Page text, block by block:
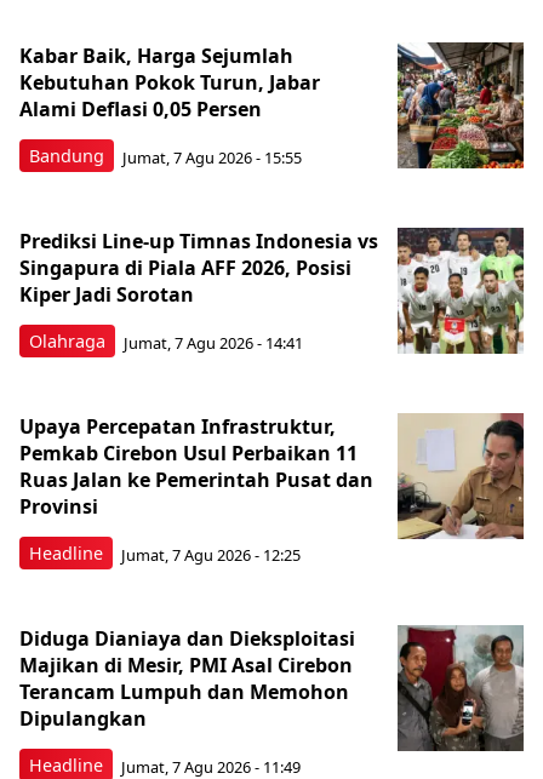
Bandung
Kabar Baik, Harga Sejumlah
Kebutuhan Pokok Turun, Jabar
Alami Deflasi 0,05 Persen
Jumat, 7 Agu 2026 - 15:55
Olahraga
Prediksi Line-up Timnas Indonesia vs
Singapura di Piala AFF 2026, Posisi
Kiper Jadi Sorotan
Jumat, 7 Agu 2026 - 14:41
Headline
Upaya Percepatan Infrastruktur,
Pemkab Cirebon Usul Perbaikan 11
Ruas Jalan ke Pemerintah Pusat dan
Provinsi
Jumat, 7 Agu 2026 - 12:25
Headline
Diduga Dianiaya dan Dieksploitasi
Majikan di Mesir, PMI Asal Cirebon
Terancam Lumpuh dan Memohon
Dipulangkan
Jumat, 7 Agu 2026 - 11:49